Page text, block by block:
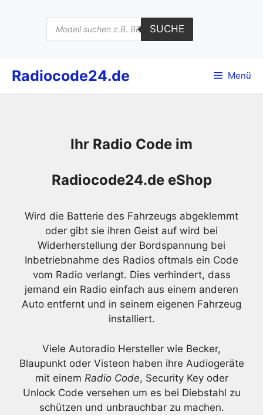
Products
search
SUCHE
Radiocode24.de Menü
Ihr Radio Code im
Radiocode24.de eShop
Wird die Batterie des Fahrzeugs abgeklemmt
oder gibt sie ihren Geist auf wird bei
Widerherstellung der Bordspannung bei
Inbetriebnahme des Radios oftmals ein Code
vom Radio verlangt. Dies verhindert, dass
jemand ein Radio einfach aus einem anderen
Auto entfernt und in seinem eigenen Fahrzeug
installiert.
Viele Autoradio Hersteller wie Becker,
Blaupunkt oder Visteon haben ihre Audiogeräte
mit einem Radio Code, Security Key oder
Unlock Code versehen um es bei Diebstahl zu
schützen und unbrauchbar zu machen.